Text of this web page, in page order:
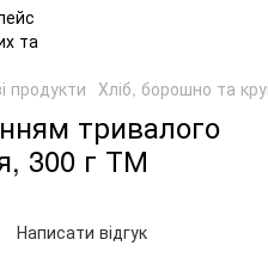
продукти Хліб, борошно та
тривалого
300 г ТМ
Написати відгук